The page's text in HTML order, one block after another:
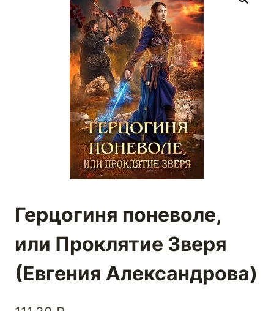
Герцогиня поневоле,
или Проклятие Зверя
(Евгения Александрова)